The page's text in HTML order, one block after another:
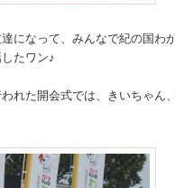
になって、みんなで紀の国わ
たワン♪
れた開会式では、きいちゃん